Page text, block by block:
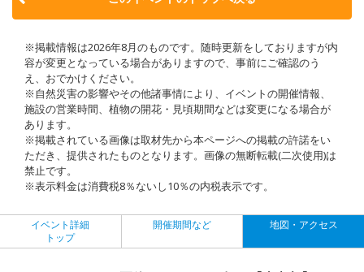
※掲載情報は2026年8月のものです。随時更新をしておりますが内
容が変更となっている場合がありますので、事前にご確認のう
え、おでかけください。
※自然災害の影響やその他諸事情により、イベントの開催情報、
施設の営業時間、植物の開花・見頃期間などは変更になる場合が
あります。
※掲載されている画像は取材先から本ページへの掲載の許諾をい
ただき、提供されたものとなります。画像の無断転載(二次使用)は
禁止です。
※表示料金は消費税8％ないし10％の内税表示です。
イベント詳細
トップ
開催期間など 地図・アクセス